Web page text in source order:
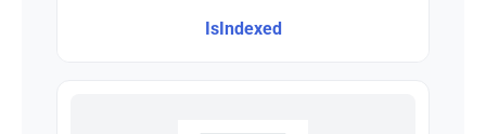
IsIndexed